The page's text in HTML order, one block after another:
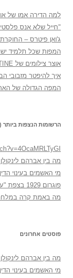
למה הדירה אמו של
"חייל שלא אנס
ג'ואן פיטרס –
המפות שכל תלמיד
אוצר צילומים של PALESTINE הריקה
איך להיפטר מזבובי
המפה הגדולה של
הרשומות הנצפות ביותר
מה בין אברהם
מי האשמים בעינוי
פוגרום 1929 בצפת "עולמנו חרב עלינו"
מה באמת קרה
פוסטים אחרונים
מה בין אברהם
מי האשמים בעינוי